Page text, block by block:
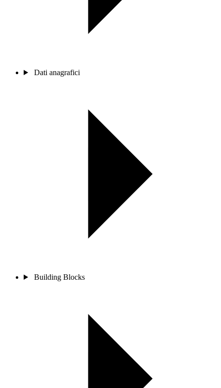
Dati anagrafici
Building Blocks